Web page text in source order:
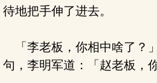
待地把手伸了进去。
「李老板，你相中啥了？
句，李明军道：「赵老板，